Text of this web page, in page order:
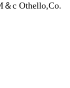
c Othello,Co.